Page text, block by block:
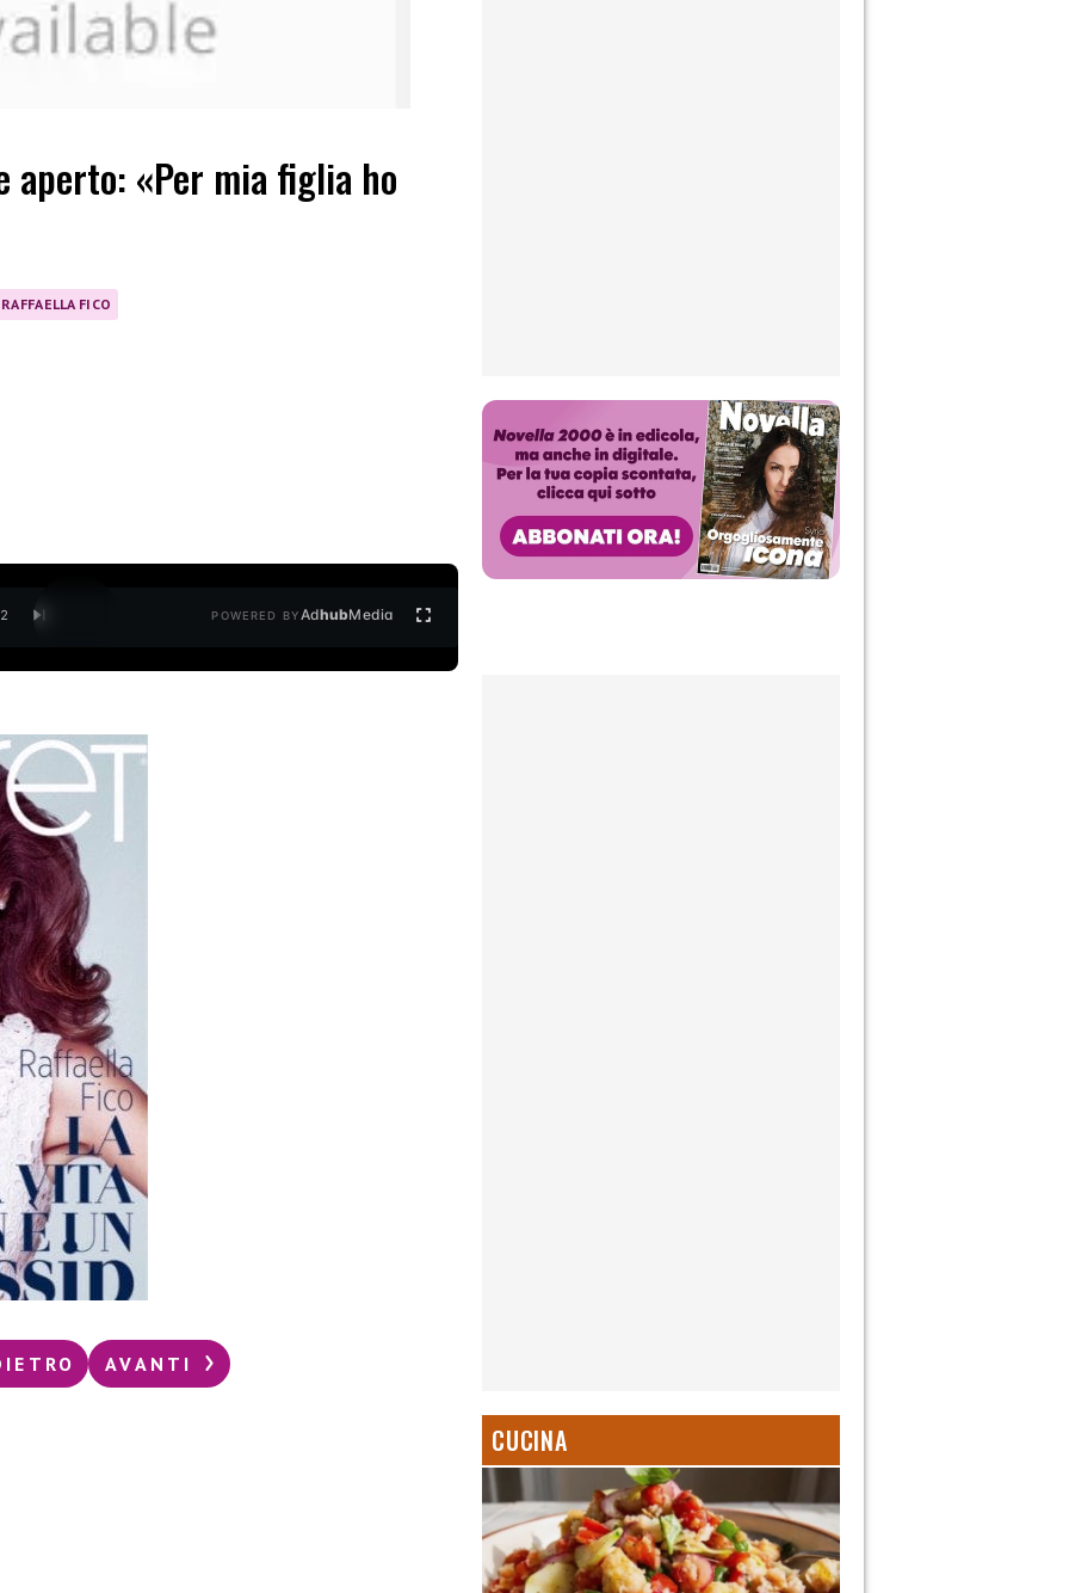
aperto: «Per mia figlia ho
RAFFAELLA FICO
2 POWERED BYAdhubMedia
AVANTI
CUCINA